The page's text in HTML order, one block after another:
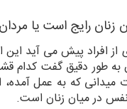
زنان رایج است یا
از افراد پیش می آید
طور دقیق گفت کدام
میدانی که به عمل
در میان زنان است.